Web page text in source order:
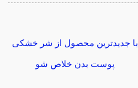
با جدیدترین محصول از شر خشکی
پوست بدن خلاص شو